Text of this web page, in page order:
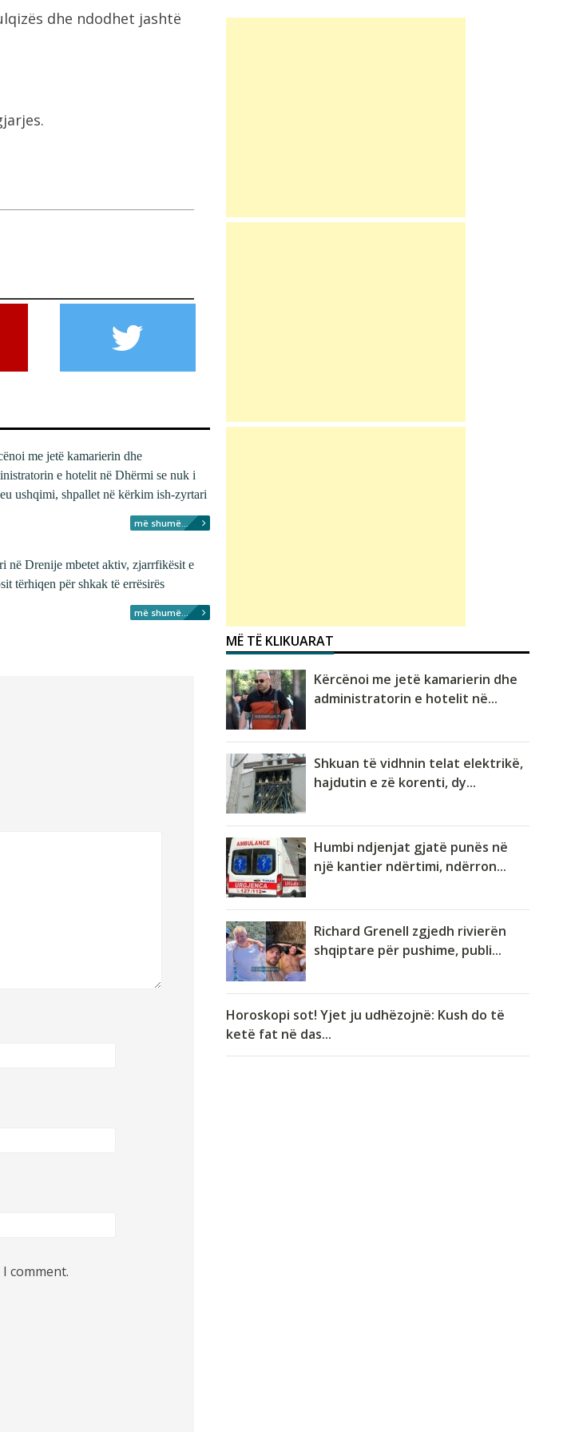
dhe ndodhet jashtë
me jetë kamarierin dhe
e hotelit në Dhërmi se nuk i
ushqimi, shpallet në kërkim ish-zyrtari
më shumë...
në Drenije mbetet aktiv, zjarrfikësit e
tërhiqen për shkak të errësirës
më shumë...
comment.
MË TË KLIKUARAT
Kërcënoi me jetë kamarierin dhe
administratorin e hotelit në...
Shkuan të vidhnin telat elektrikë,
hajdutin e zë korenti, dy...
Humbi ndjenjat gjatë punës në
një kantier ndërtimi, ndërron...
Richard Grenell zgjedh rivierën
shqiptare për pushime, publi...
Horoskopi sot! Yjet ju udhëzojnë: Kush do të
ketë fat në das...